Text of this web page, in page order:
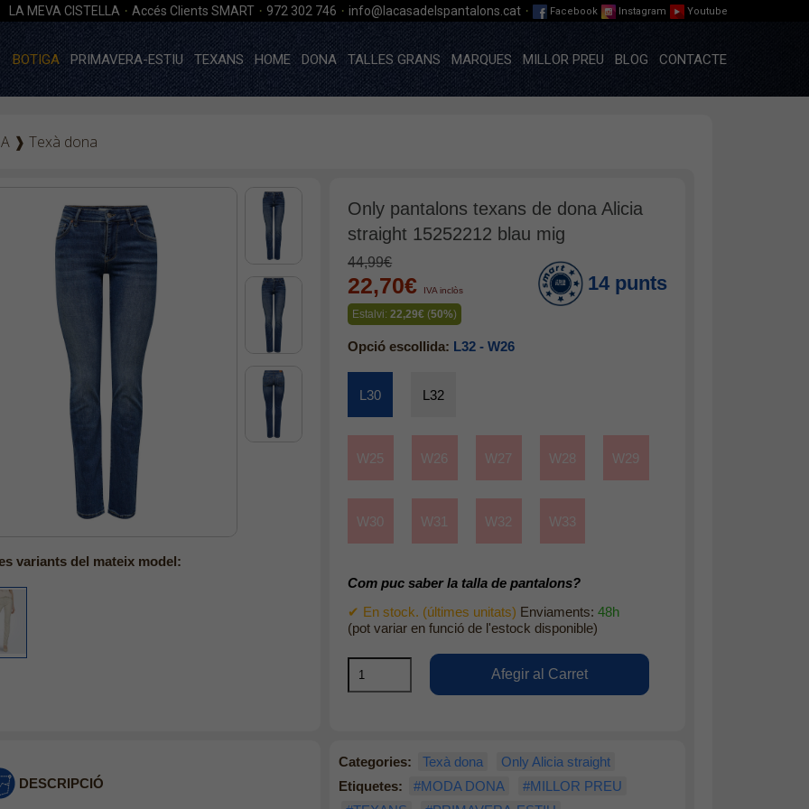
LA MEVA CISTELLA · Accés Clients SMART · 972 302 746 · info@lacasadelspantalons.cat · Facebook Instagram Youtube
BOTIGA PRIMAVERA-ESTIU TEXANS HOME DONA TALLES GRANS MARQUES MILLOR PREU BLOG CONTACTE
❱ Texà dona
variants del mateix model:
Only pantalons texans de dona Alicia
straight 15252212 blau mig
44,99€
22,70€ IVA inclòs
Estalvi:22,29€ (50%)
14 punts
Opció escollida: L32 - W26
L30 L32
W25 W26 W27 W28 W29
W30 W31 W32 W33
Com puc saber la talla de pantalons?
✔ En stock. (últimes unitats) Enviaments:48h
(pot variar en funció de l'estock disponible)
DESCRIPCIÓ
Categories: Texà dona
Only Alicia straight
Etiquetes:
#MODA DONA
#MILLOR PREU